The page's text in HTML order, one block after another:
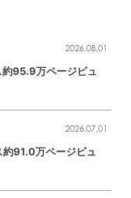
2026.08.01
95.9万ページビュ
2026.07.01
91.0万ページビュ